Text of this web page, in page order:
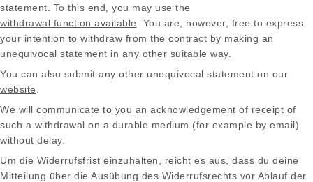
statement. To this end, you may use the
withdrawal function available . You are, however, free to express
your intention to withdraw from the contract by making an
unequivocal statement in any other suitable way.
You can also submit any other unequivocal statement on our
website
We will communicate to you an acknowledgement of receipt of
such a withdrawal on a durable medium (for example by email)
without delay.
Um die Widerrufsfrist einzuhalten, reicht es aus, dass du deine
Mitteilung über die Ausübung des Widerrufsrechts vor Ablauf der